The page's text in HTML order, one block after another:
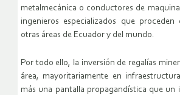
metalmecánica o conductores de
ingenieros especializados que
otras áreas de Ecuador y del mundo.
Por todo ello, la inversión de regalías
área, mayoritariamente en
más una pantalla propagandística que